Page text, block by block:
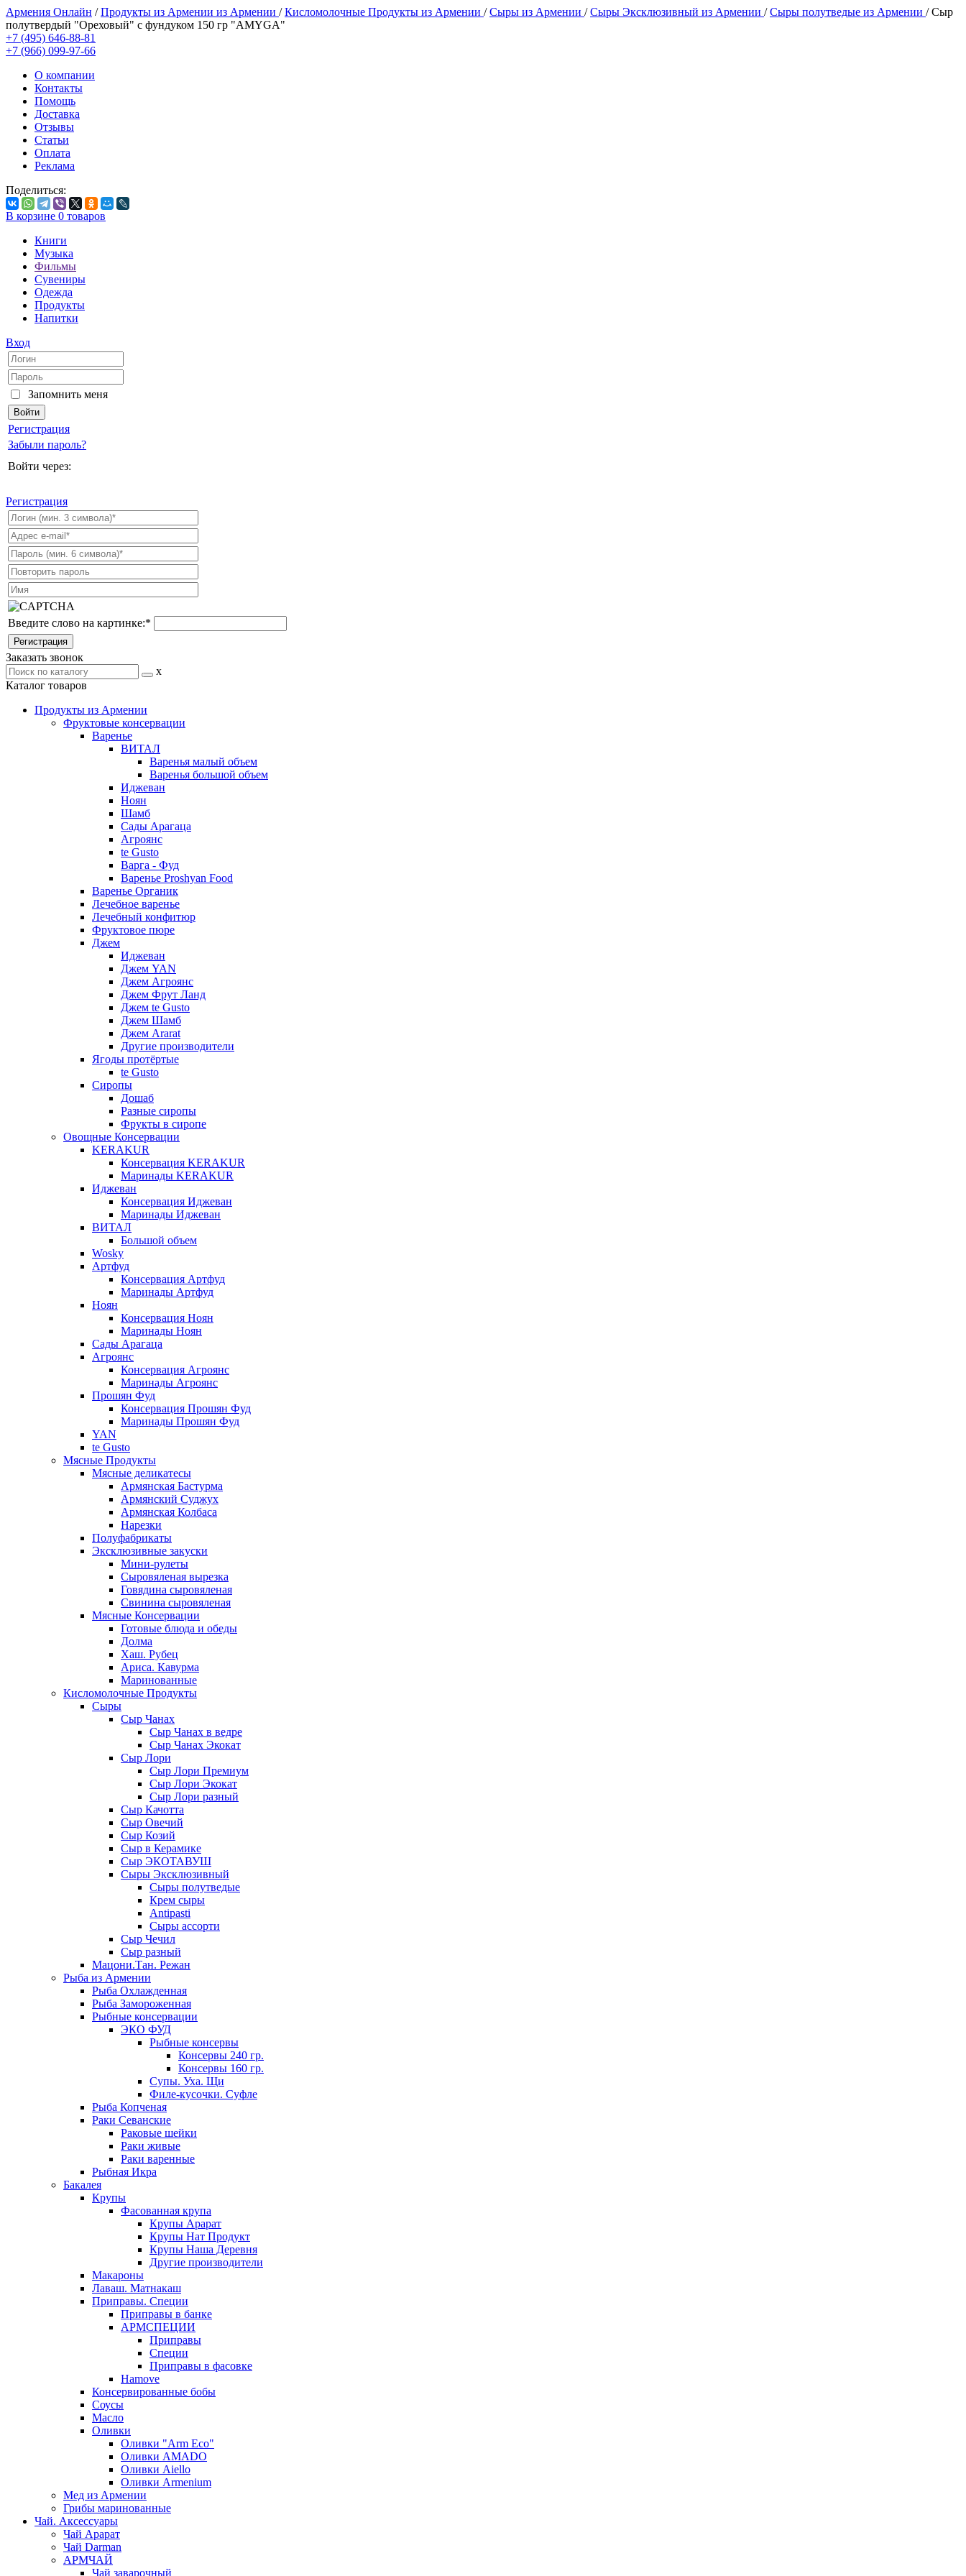
Армения Онлайн /Продукты из Армении из Армении /Кисломолочные Продукты из Армении /Сыры из Армении /Сыры Эксклюзивный из Армении /Сыры полутведые из Армении /Сыр
полутвердый "Ореховый" с фундуком 150 гр "AMYGA"
+7 (495) 646-88-81
+7 (966) 099-97-66
О компании
Контакты
Помощь
Доставка
Отзывы
Статьи
Оплата
Реклама
Поделиться:
В корзине 0 товаров
Книги
Музыка
Фильмы
Сувениры
Одежда
Продукты
Напитки
Вход
Запомнить меня
Регистрация
Забыли пароль?
Войти через:
Регистрация
Введите слово на картинке:*
Заказать звонок
x
Каталог товаров
Продукты из Армении
Фруктовые консервации
Варенье
ВИТАЛ
Варенья малый объем
Варенья большой объем
Иджеван
Ноян
Шамб
Сады Арагаца
Агроянс
te Gusto
Варга - Фуд
Варенье Proshyan Food
Варенье Органик
Лечебное варенье
Лечебный конфитюр
Фруктовое пюре
Джем
Иджеван
Джем YAN
Джем Агроянс
Джем Фрут Ланд
Джем te Gusto
Джем Шамб
Джем Ararat
Другие производители
Ягоды протёртые
te Gusto
Сиропы
Дошаб
Разные сиропы
Фрукты в сиропе
Овощные Консервации
KERAKUR
Консервация KERAKUR
Маринады KERAKUR
Иджеван
Консервация Иджеван
Маринады Иджеван
ВИТАЛ
Большой объем
Wosky
Артфуд
Консервация Артфуд
Маринады Артфуд
Ноян
Консервация Ноян
Маринады Ноян
Сады Арагаца
Агроянс
Консервация Агроянс
Маринады Агроянс
Прошян Фуд
Консервация Прошян Фуд
Маринады Прошян Фуд
YAN
te Gusto
Мясные Продукты
Мясные деликатесы
Армянская Бастурма
Армянский Суджух
Армянская Колбаса
Нарезки
Полуфабрикаты
Эксклюзивные закуски
Мини-рулеты
Сыровяленая вырезка
Говядина сыровяленая
Свинина сыровяленая
Мясные Консервации
Готовые блюда и обеды
Долма
Хаш. Рубец
Ариса. Кавурма
Маринованные
Кисломолочные Продукты
Сыры
Сыр Чанах
Сыр Чанах в ведре
Сыр Чанах Экокат
Сыр Лори
Сыр Лори Премиум
Сыр Лори Экокат
Сыр Лори разный
Сыр Качотта
Сыр Овечий
Сыр Козий
Сыр в Керамике
Сыр ЭКОТАВУШ
Сыры Эксклюзивный
Сыры полутведые
Крем сыры
Antipasti
Сыры ассорти
Сыр Чечил
Сыр разный
Мацони.Тан. Режан
Рыба из Армении
Рыба Охлажденная
Рыба Замороженная
Рыбные консервации
ЭКО ФУД
Рыбные консервы
Консервы 240 гр.
Консервы 160 гр.
Супы. Уха. Щи
Филе-кусочки. Суфле
Рыба Копченая
Раки Севанские
Раковые шейки
Раки живые
Раки варенные
Рыбная Икра
Бакалея
Крупы
Фасованная крупа
Крупы Арарат
Крупы Нат Продукт
Крупы Наша Деревня
Другие производители
Макароны
Лаваш. Матнакаш
Приправы. Специи
Приправы в банке
АРМСПЕЦИИ
Приправы
Специи
Приправы в фасовке
Hamove
Консервированные бобы
Соусы
Масло
Оливки
Оливки "Arm Eco"
Оливки AMADO
Оливки Aiello
Оливки Armenium
Мед из Армении
Грибы маринованные
Чай. Аксессуары
Чай Арарат
Чай Darman
АРМЧАЙ
Чай заварочный